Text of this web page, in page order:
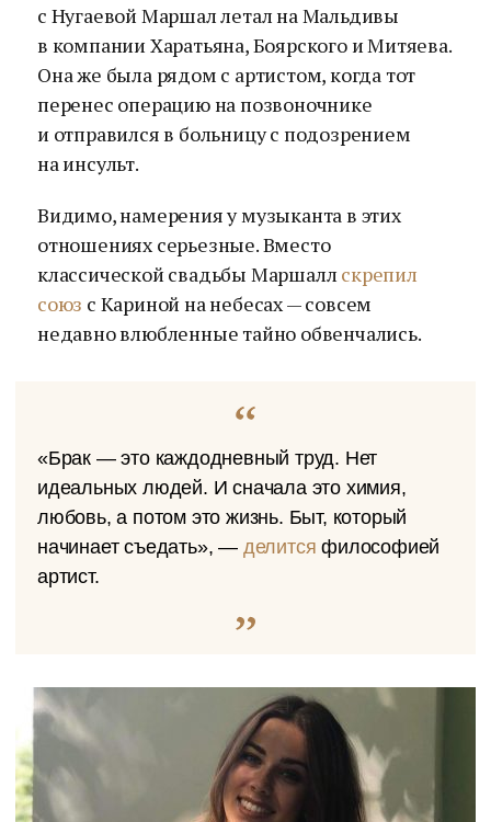
с Нугаевой Маршал летал на Мальдивы
в компании Харатьяна, Боярского и Митяева.
Она же была рядом с артистом, когда тот
перенес операцию на позвоночнике
и отправился в больницу с подозрением
на инсульт.
Видимо, намерения у музыканта в этих
отношениях серьезные. Вместо
классической свадьбы Маршалл скрепил
союз с Кариной на небесах — совсем
недавно влюбленные тайно обвенчались.
«Брак — это каждодневный труд. Нет
идеальных людей. И сначала это химия,
любовь, а потом это жизнь. Быт, который
начинает съедать», — делится философией
артист.